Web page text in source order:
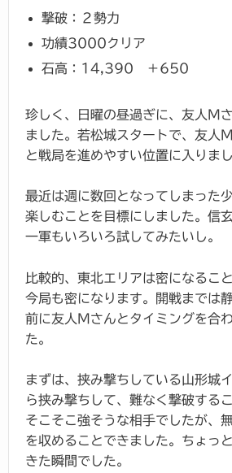
撃破：２勢力
功績3000クリア
石高：14,390 ＋650
珍しく、日曜の昼過ぎに、友人M
ました。若松城スタートで、友人
と戦局を進めやすい位置に入りまし
最近は週に数回となってしまった
楽しむことを目標にしました。信
一軍もいろいろ試してみたいし。
比較的、東北エリアは密になるこ
今局も密になります。開戦までは
前に友人Mさんとタイミングを合
た。
まずは、挟み撃ちしている山形城
ら挟み撃ちして、難なく撃破する
そこそこ強そうな相手でしたが、
を収めることできました。ちょっ
きた瞬間でした。